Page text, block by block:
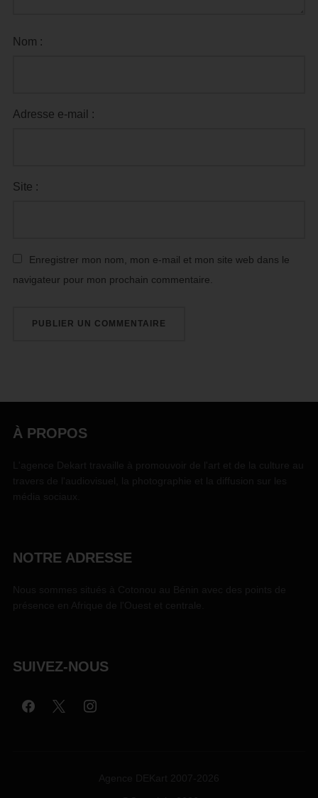
Nom :
Adresse e-mail :
Site :
Enregistrer mon nom, mon e-mail et mon site web dans le
navigateur pour mon prochain commentaire.
À PROPOS
NOTRE ADRESSE
SUIVEZ-NOUS